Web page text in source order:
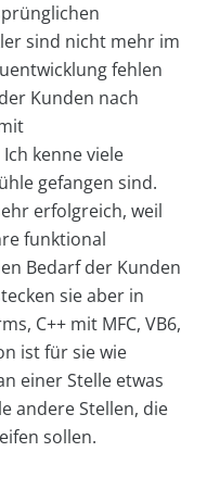
sind nicht mehr im
fehlen
Kunden nach
kenne viele
gefangen sind.
erfolgreich, weil
funktional
Bedarf der Kunden
sie aber in
C++ mit MFC, VB6,
ist für sie wie
einer Stelle etwas
andere Stellen, die
sollen.